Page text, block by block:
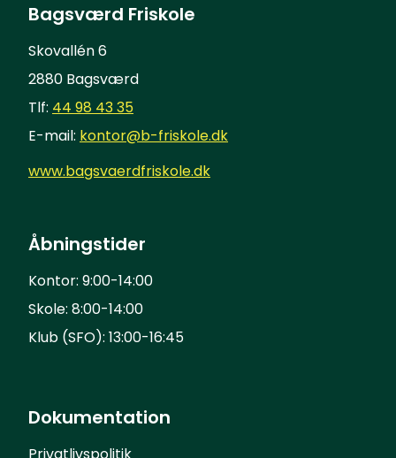
Bagsværd Friskole
Skovallén 6
2880 Bagsværd
Tlf: 44 98 43 35
E-mail: kontor@b-friskole.dk
www.bagsvaerdfriskole.dk
Åbningstider
Kontor: 9:00-14:00
Skole: 8:00-14:00
Klub (SFO): 13:00-16:45
Dokumentation
Privatlivspolitik